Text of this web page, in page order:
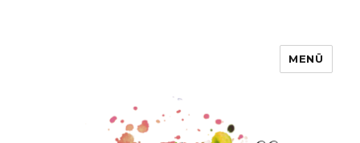
MENÜ